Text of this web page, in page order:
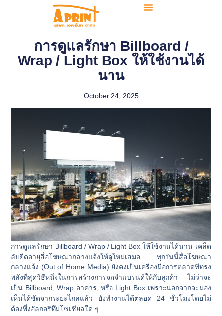
การดูแลรักษา Billboard /
Wrap / Light Box ให้ใช้งานได้
นาน
October 24, 2025
การดูแลรักษา Billboard / Wrap / Light Box ให้ใช้งานได้นาน เคล็ด
ลับยืดอายุสื่อโฆษณากลางแจ้งให้ดูใหม่เสมอ ทุกวันนี้สื่อโฆษณา
กลางแจ้ง (Out of Home Media) ยังคงเป็นเครื่องมือการตลาดที่ทรง
พลังที่สุดวิธีหนึ่งในการสร้างการจดจำแบรนด์ให้กับลูกค้า ไม่ว่าจะ
เป็น Billboard Wrap อาคาร , หรือ Light Boxเพราะนอกจากจะมอง
เห็นได้ชัดจากระยะไกลแล้ว ยังทำงานได้ตลอด 24 ชั่วโมงโดยไม่
ต้องพึ่งอัลกอริทึมโซเชียลใด ๆ